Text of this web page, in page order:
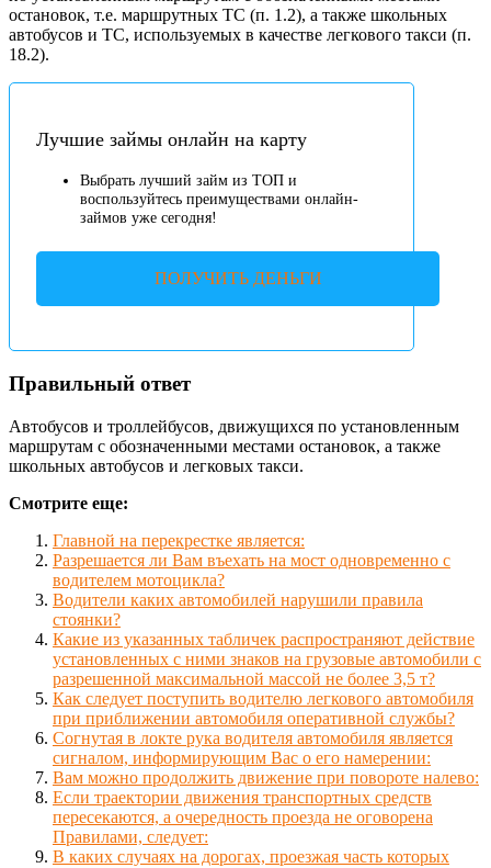
остановок, т.е. маршрутных ТС (п. 1.2), а также школьных
автобусов и ТС, используемых в качестве легкового такси (п.
18.2).
Лучшие займы онлайн на карту
Выбрать лучший займ из ТОП и
воспользуйтесь преимуществами онлайн-
займов уже сегодня!
ПОЛУЧИТЬ ДЕНЬГИ
Правильный ответ
Автобусов и троллейбусов, движущихся по установленным
маршрутам с обозначенными местами остановок, а также
школьных автобусов и легковых такси.
Смотрите еще:
Главной на перекрестке является:
Разрешается ли Вам въехать на мост одновременно с
водителем мотоцикла?
Водители каких автомобилей нарушили правила
стоянки?
Какие из указанных табличек распространяют действие
установленных с ними знаков на грузовые автомобили с
разрешенной максимальной массой не более 3,5 т?
Как следует поступить водителю легкового автомобиля
при приближении автомобиля оперативной службы?
Согнутая в локте рука водителя автомобиля является
сигналом, информирующим Вас о его намерении:
Вам можно продолжить движение при повороте налево:
Если траектории движения транспортных средств
пересекаются, а очередность проезда не оговорена
Правилами, следует:
В каких случаях на дорогах, проезжая часть которых